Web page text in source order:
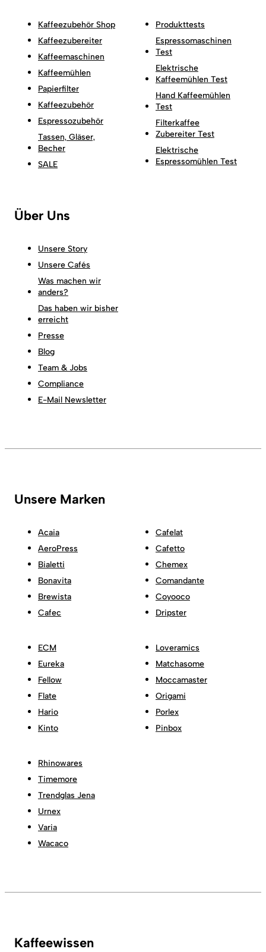
Kaffeezubehör Shop
Kaffeezubereiter
Kaffeemaschinen
Kaffeemühlen
Papierfilter
Kaffeezubehör
Espressozubehör
Tassen, Gläser,
Becher
SALE
Produkttests
Espressomaschinen
Test
Elektrische
Kaffeemühlen Test
Hand Kaffeemühlen
Test
Filterkaffee
Zubereiter Test
Elektrische
Espressomühlen Test
Über Uns
Unsere Story
Unsere Cafés
Was machen wir
anders?
Das haben wir bisher
erreicht
Presse
Blog
Team & Jobs
Compliance
E-Mail Newsletter
Unsere Marken
Acaia
AeroPress
Bialetti
Bonavita
Brewista
Cafec
Cafelat
Cafetto
Chemex
Comandante
Coyooco
Dripster
ECM
Eureka
Fellow
Flate
Hario
Kinto
Loveramics
Matchasome
Moccamaster
Origami
Porlex
Pinbox
Rhinowares
Timemore
Trendglas Jena
Urnex
Varia
Wacaco
Kaffeewissen